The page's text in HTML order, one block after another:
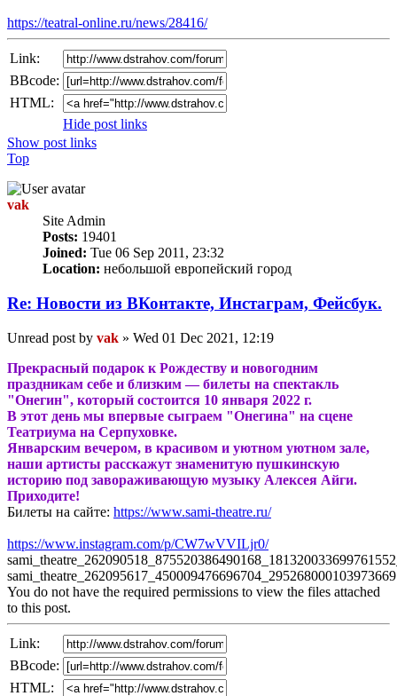
https://teatral-online.ru/news/28416/
Link:
BBcode:
HTML:
Hide post links
Show post links
Top
vak
Site Admin
Posts: 19401
Joined: Tue 06 Sep 2011, 23:32
Location: небольшой европейский город
Re: Новости из ВКонтакте, Инстаграм, Фейсбук.
Unread post by vak » Wed 01 Dec 2021, 12:19
Прекрасный подарок к Рождеству и новогодним
праздникам себе и близким — билеты на спектакль
"Онегин", который состоится 10 января 2022 г.
В этот день мы впервые сыграем "Онегина" на сцене
Театриума на Серпуховке.
Январским вечером, в красивом и уютном уютном зале,
наши артисты расскажут знаменитую пушкинскую
историю под завораживающую музыку Алексея Айги.
Приходите!
Билеты на сайте: https://www.sami-theatre.ru/
https://www.instagram.com/p/CW7wVVILjr0/
You do not have the required permissions to view the files attached
to this post.
Link:
BBcode:
HTML: